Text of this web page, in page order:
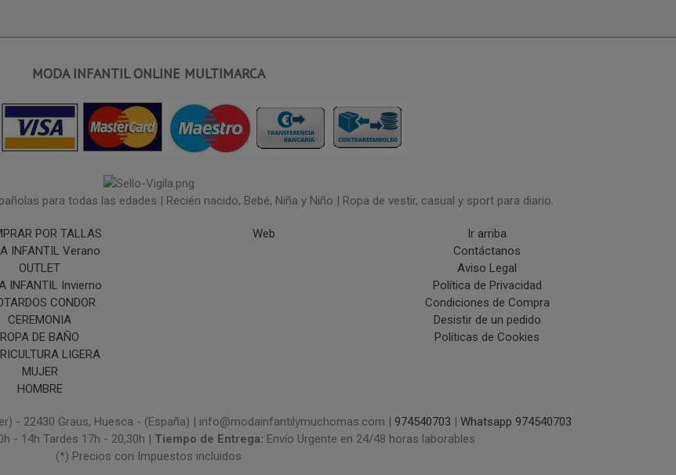
MODA INFANTIL ONLINE MULTIMARCA
para todas las edades | Recién nacido, Bebé, Niña y Niño | Ropa de vestir, casual y sport para diario.
POR TALLAS
INFANTIL Verano
OUTLET
INFANTIL Invierno
CONDOR
CEREMONIA
ROPA DE BAÑO
LIGERA
MUJER
HOMBRE
Web
Ir arriba
Contáctanos
Aviso Legal
Política de Privacidad
Condiciones de Compra
Desistir de un pedido
Políticas de Cookies
- 22430 Graus, Huesca - (España) | info@modainfantilymuchomas.com | 974540703 | Whatsapp 974540703
- 14h Tardes 17h - 20,30h | Tiempo de Entrega: Envío Urgente en 24/48 horas laborables
(*) Precios con Impuestos incluidos